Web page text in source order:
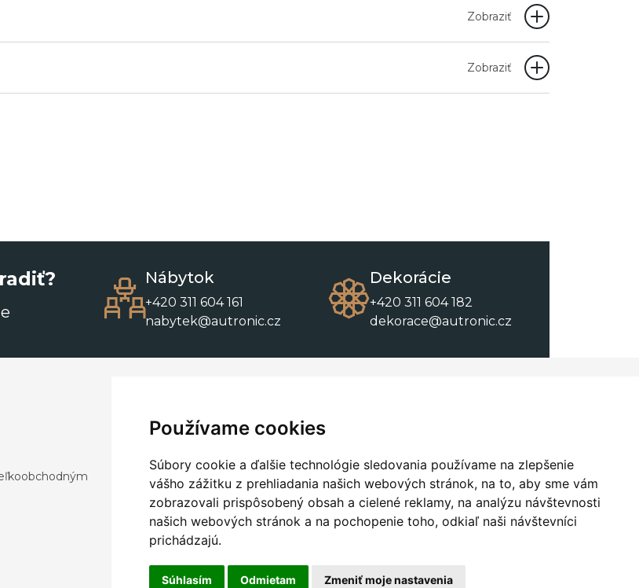
Používame cookies
Súbory cookie a ďalšie technológie sledovania používame na zlepšenie
vášho zážitku z prehliadania našich webových stránok, na to, aby sme vám
zobrazovali prispôsobený obsah a cielené reklamy, na analýzu návštevnosti
našich webových stránok a na pochopenie toho, odkiaľ naši návštevníci
prichádzajú.
Súhlasím Odmietam Zmeniť moje nastavenia
Zobraziť
Zobraziť
Nábytok
+420 311 604 161
nabytek@autronic.cz
Dekorácie
+420 311 604 182
dekorace@autronic.cz
Kontakty